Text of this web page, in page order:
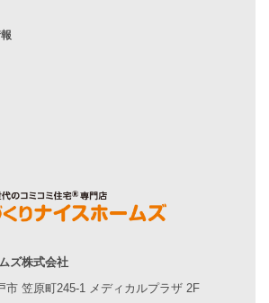
の方へ
ムズについて
ズ株式会社
市 笠原町245-1 メディカルプラザ 2F